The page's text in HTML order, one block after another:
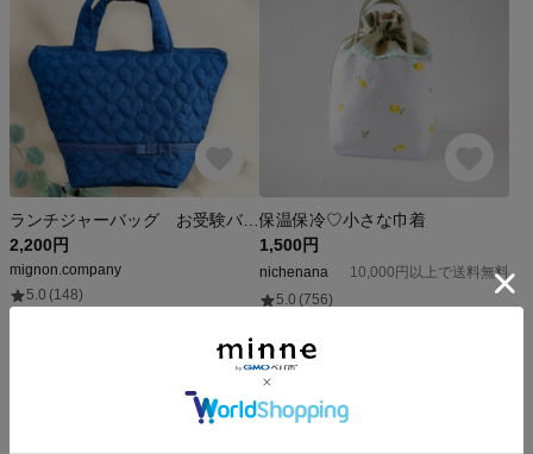
2,200円
mignon.company
5.0 (148)
保温保冷♡小さな巾着
1,500円
nichenana
10,000円以上で送料無料
5.0 (756)